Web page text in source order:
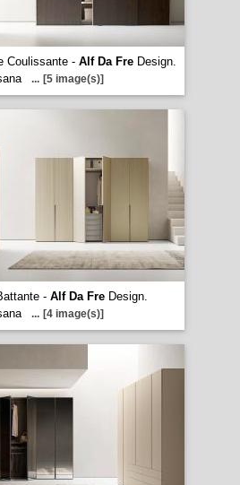
Coulissante - Alf Da FreDesign.
... [5 image(s)]
- Alf Da FreDesign.
... [4 image(s)]